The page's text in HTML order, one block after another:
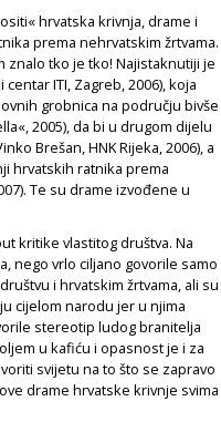
hrvatska krivnja, drame i
prema nehrvatskim žrtvama.
tko je tko! Najistaknutiji je
ITI, Zagreb, 2006), koja
grobnica na području bivše
2005), da bi u drugom dijelu
Brešan, HNK Rijeka, 2006), a
hrvatskih ratnika prema
Te su drame izvođene u
kritike vlastitog društva. Na
nego vrlo ciljano govorile samo
i hrvatskim žrtvama, ali su
cijelom narodu jer u njima
stereotip ludog branitelja
u kafiću i opasnost je i za
svijetu na to što se zapravo
drame hrvatske krivnje svima